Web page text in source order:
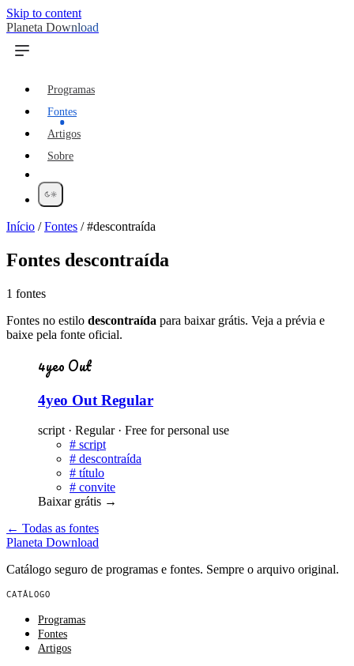
Skip to content
Planeta Download
Programas
Fontes
Artigos
Sobre
Início /Fontes /#descontraída
Fontes descontraída
1 fontes
Fontes no estilo descontraída para baixar grátis. Veja a prévia e
baixe pela fonte oficial.
4yeo Out
4yeo Out Regular
script · Regular · Free for personal use
# script
# descontraída
# título
# convite
Baixar grátis →
← Todas as fontes
Planeta Download
Catálogo seguro de programas e fontes. Sempre o arquivo original.
CATÁLOGO
Programas
Fontes
Artigos